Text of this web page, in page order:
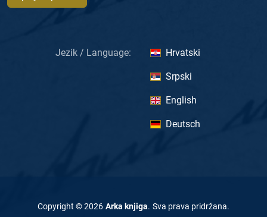
Jezik / Language: Hrvatski
Srpski
English
Deutsch
Copyright ©2026 Arka knjiga. Sva prava pridržana.